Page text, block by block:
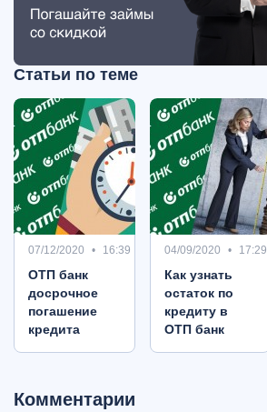
Статьи по теме
07/12/2020 16:39
ОТП банк
досрочное
погашение
кредита
04/09/2020 17:29
Как узнать
остаток по
кредиту в
ОТП банк
Комментарии